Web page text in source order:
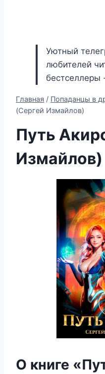
Уютный
любителей
бестселлеры
Главная / Попаданцы в
(Сергей Измайлов)
Путь
Измайлов)
О книге